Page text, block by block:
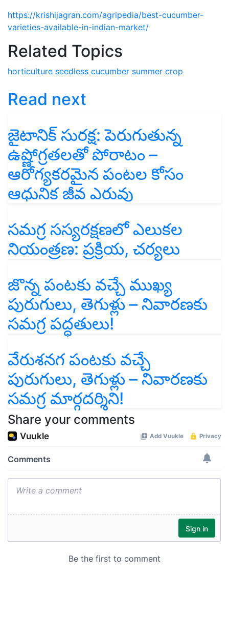
https://krishijagran.com/agripedia/best-cucumber-
varieties-available-in-indian-market/
Related Topics
horticulture seedless cucumber summer crop
Read next
జైటానిక్ సురక్ష: పెరుగుతున్న
ఉష్ణోగ్రతలతో పోరాటం –
ఆరోగ్యకరమైన పంటల కోసం
ఆధునిక జీవ ఎరువు
సమగ్ర సస్యరక్షణలో ఎలుకల
నియంత్రణ: ప్రక్రియ, చర్యలు
జొన్న పంటకు వచ్చే ముఖ్య
పురుగులు, తెగుళ్లు – నివారణకు
సమగ్ర పద్ధతులు!
వేరుశనగ పంటకు వచ్చే
పురుగులు, తెగుళ్లు – నివారణకు
సమగ్ర మార్గదర్శిని!
Share your comments